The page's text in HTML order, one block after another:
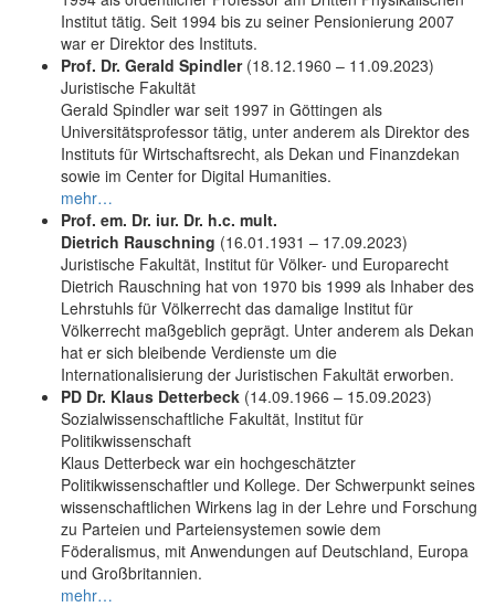
Institut tätig. Seit 1994 bis zu seiner Pensionierung 2007
war er Direktor des Instituts.
Prof. Dr. Gerald Spindler(18.12.1960 – 11.09.2023)
Juristische Fakultät
Gerald Spindler war seit 1997 in Göttingen als
Universitätsprofessor tätig, unter anderem als Direktor des
Instituts für Wirtschaftsrecht, als Dekan und Finanzdekan
sowie im Center for Digital Humanities.
mehr…
Prof. em. Dr. iur. Dr. h.c. mult.
Dietrich Rauschning (16.01.1931 – 17.09.2023)
Juristische Fakultät, Institut für Völker- und Europarecht
Dietrich Rauschning hat von 1970 bis 1999 als Inhaber des
Lehrstuhls für Völkerrecht das damalige Institut für
Völkerrecht maßgeblich geprägt. Unter anderem als Dekan
hat er sich bleibende Verdienste um die
Internationalisierung der Juristischen Fakultät erworben.
PD Dr. Klaus Detterbeck (14.09.1966 – 15.09.2023)
Sozialwissenschaftliche Fakultät, Institut für
Politikwissenschaft
Klaus Detterbeck war ein hochgeschätzter
Politikwissenschaftler und Kollege. Der Schwerpunkt seines
wissenschaftlichen Wirkens lag in der Lehre und Forschung
zu Parteien und Parteiensystemen sowie dem
Föderalismus, mit Anwendungen auf Deutschland, Europa
und Großbritannien.
mehr…